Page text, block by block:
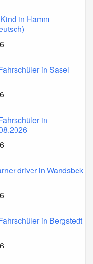
in Hamm
in Sasel
in
driver in Wandsbek
in Bergstedt